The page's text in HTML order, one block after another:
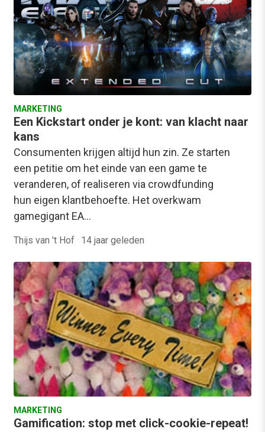
MARKETING
Een Kickstart onder je kont: van klacht naar
kans
Consumenten krijgen altijd hun zin. Ze starten
een petitie om het einde van een game te
veranderen, of realiseren via crowdfunding
hun eigen klantbehoefte. Het overkwam
gamegigant EA…
Thijs van 't Hof · 14 jaar geleden
MARKETING
Gamification: stop met click-cookie-repeat!